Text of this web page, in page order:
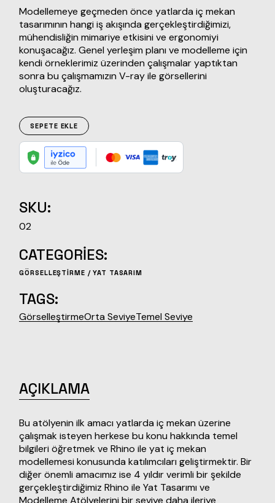
Modellemeye geçmeden önce yatlarda iç mekan
tasarımının hangi iş akışında gerçekleştirdiğimizi,
mühendisliğin mimariye etkisini ve ergonomiyi
konuşacağız. Genel yerleşim planı ve modelleme için
kendi örneklerimiz üzerinden çalışmalar yaptıktan
sonra bu çalışmamızın V-ray ile görsellerini
oluşturacağız.
SEPETE EKLE
SKU:
02
CATEGORIES:
GÖRSELLEŞTIRME /YAT TASARIM
TAGS:
GörselleştirmeOrta SeviyeTemel Seviye
AÇIKLAMA
Bu atölyenin ilk amacı yatlarda iç mekan üzerine
çalışmak isteyen herkese bu konu hakkında temel
bilgileri öğretmek ve Rhino ile yat iç mekan
modellemesi konusunda katılımcıları geliştirmektir. Bir
diğer önemli amacımız ise 4 yıldır verimli bir şekilde
gerçekleştirdiğimiz Rhino ile Yat Tasarımı ve
Modelleme Atölyelerini bir seviye daha ileriye